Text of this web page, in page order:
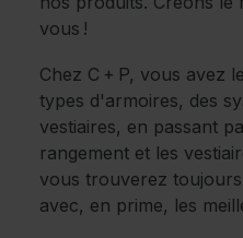
vous !
Chez C + P, vous avez
types d'armoires, des
vestiaires, en passant
rangement et les
vous trouverez
avec, en prime, les